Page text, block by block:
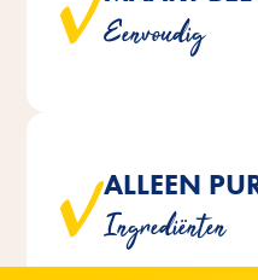
Eenvoudig
zongerijpte
van
ALLEEN
Ingrediënten
Perlen bevatten
kleurstoffen,